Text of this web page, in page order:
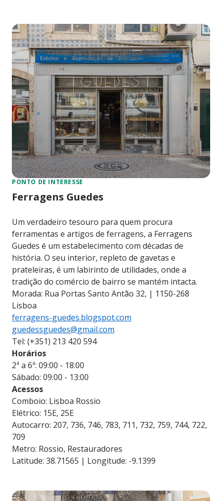
PONTO DE INTERESSE
Ferragens Guedes
Um verdadeiro tesouro para quem procura
ferramentas e artigos de ferragens, a Ferragens
Guedes é um estabelecimento com décadas de
história. O seu interior, repleto de gavetas e
prateleiras, é um labirinto de utilidades, onde a
tradição do comércio de bairro se mantém intacta.
Morada: Rua Portas Santo Antão 32, | 1150-268
Lisboa
ferragens-guedes.blogspot.com
guedessguedes@gmail.com
Tel: (+351) 213 420 594
Horários
2ª a 6ª: 09:00 - 18:00
Sábado: 09:00 - 13:00
Acessos
Comboio: Lisboa Rossio
Elétrico: 15E, 25E
Autocarro: 207, 736, 746, 783, 711, 732, 759, 744, 722,
709
Metro: Rossio, Restauradores
Latitude: 38.71565 | Longitude: -9.1399